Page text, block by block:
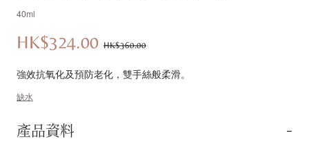
40ml
優
HK$324.00 價
HK$360.00
強效抗氧化及預防老化，雙手絲般柔滑。
缺水
產品資料